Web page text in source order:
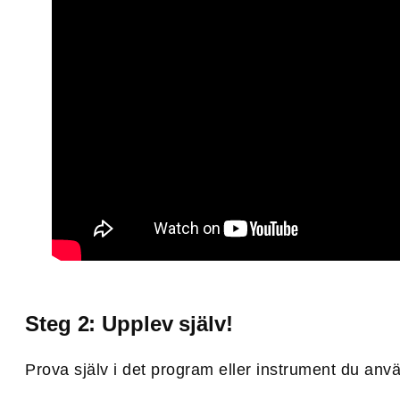
Steg 2: Upplev själv!
Prova själv i det program eller instrument du